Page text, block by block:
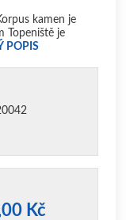
kamen je
Topeniště je
POPIS
Kč